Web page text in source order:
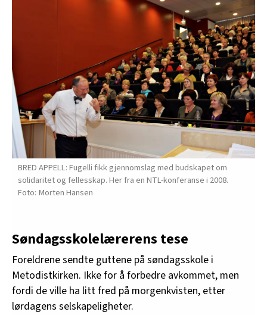
BRED APPELL: Fugelli fikk gjennomslag med budskapet om
solidaritet og fellesskap. Her fra en NTL-konferanse i 2008.
Morten Hansen
Søndagsskolelærerens tese
Foreldrene sendte guttene på søndagsskole i
Metodistkirken. Ikke for å forbedre avkommet, men
fordi de ville ha litt fred på morgenkvisten, etter
lørdagens selskapeligheter.